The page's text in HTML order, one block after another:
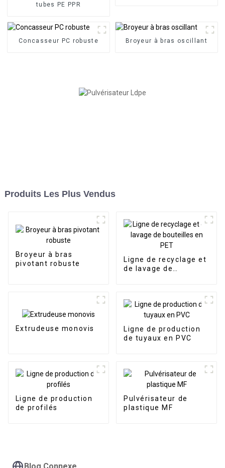
tubes PE PPR
Concasseur PC robuste Broyeur à bras oscillant
Produits Les Plus Vendus
Broyeur à bras
pivotant robuste
Ligne de recyclage et
de lavage de
Extrudeuse monovis
Ligne de production
de tuyaux en PVC
Ligne de production
de profilés
Pulvérisateur de
plastique MF